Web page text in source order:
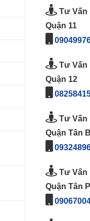
Tư Vấn
Quận 11
Tư Vấn
Quận 12
Tư Vấn
Quận Tân
Tư Vấn
Quận Tân